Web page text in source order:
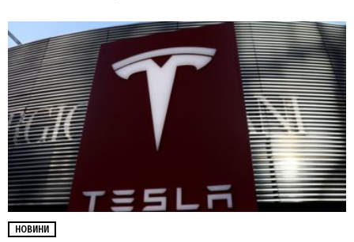
НОВИНИ